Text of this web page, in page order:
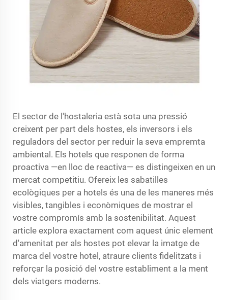
El sector de l'hostaleria està sota una pressió
creixent per part dels hostes, els inversors i els
reguladors del sector per reduir la seva empremta
ambiental. Els hotels que responen de forma
proactiva —en lloc de reactiva— es distingeixen en un
mercat competitiu. Ofereix les sabatilles
ecològiques per a hotels és una de les maneres més
visibles, tangibles i econòmiques de mostrar el
vostre compromís amb la sostenibilitat. Aquest
article explora exactament com aquest únic element
d'amenitat per als hostes pot elevar la imatge de
marca del vostre hotel, atraure clients fidelitzats i
reforçar la posició del vostre establiment a la ment
dels viatgers moderns.